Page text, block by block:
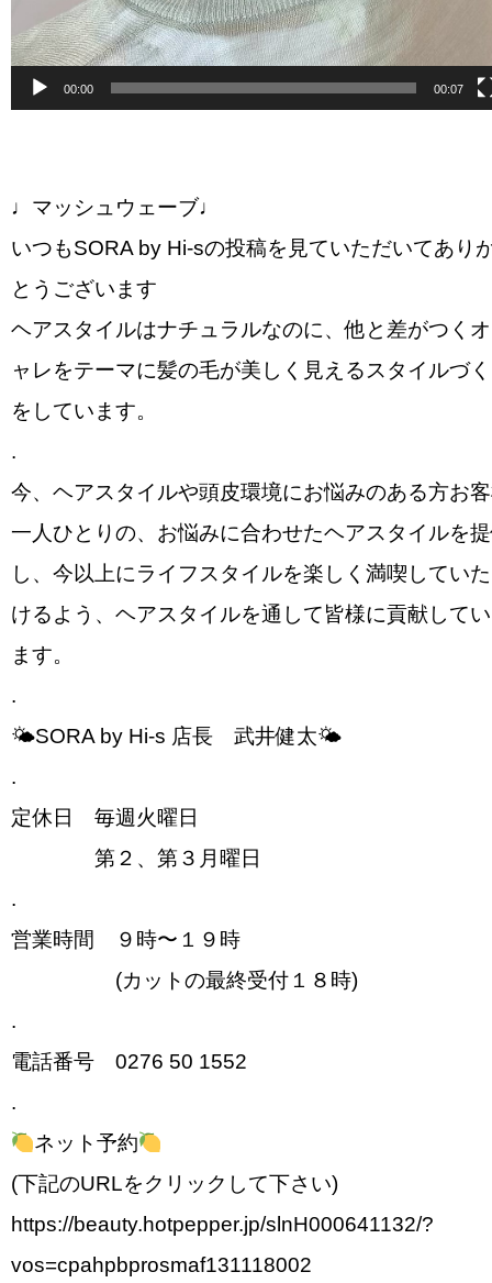
00:00 00:07
♩マッシュウェーブ♩
いつもSORA by Hi-sの投稿を見ていただいてあり
とうございます
ヘアスタイルはナチュラルなのに、他と差がつく
ャレをテーマに髪の毛が美しく見えるスタイルづ
をしています。
.
今、ヘアスタイルや頭皮環境にお悩みのある方お
一人ひとりの、お悩みに合わせたヘアスタイルを
し、今以上にライフスタイルを楽しく満喫してい
けるよう、ヘアスタイルを通して皆様に貢献して
ます。
.
🌤SORA by Hi-s 店長 武井健太🌤
.
定休日 毎週火曜日
第２、第３月曜日
.
営業時間 ９時〜１９時
(カットの最終受付１８時)
.
電話番号 0276 50 1552
.
ネット予約
(下記のURLをクリックして下さい)
https://beauty.hotpepper.jp/slnH000641132/?
vos=cpahpbprosmaf131118002